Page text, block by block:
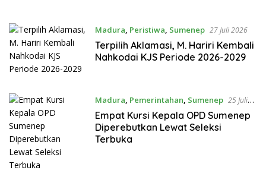
Madura, Peristiwa, Sumenep 27 Juli 2026
Terpilih Aklamasi, M. Hariri Kembali
Nahkodai KJS Periode 2026-2029
Madura, Pemerintahan, Sumenep 25 Juli
2026
Empat Kursi Kepala OPD Sumenep
Diperebutkan Lewat Seleksi
Terbuka